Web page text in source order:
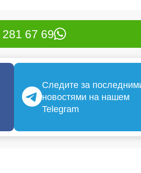
67 69
Следите за
новостями на нашем
Telegram